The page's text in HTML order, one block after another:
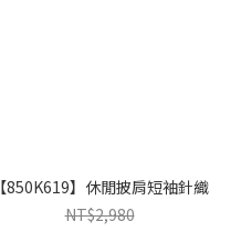
【850K619】休閒披肩短袖針織
NT$2,980